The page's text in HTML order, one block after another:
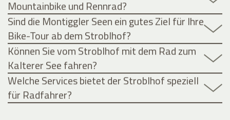
Mountainbike und Rennrad?
Sind die Montiggler Seen ein gutes Ziel für Ihre
Bike-Tour ab dem Stroblhof?
Können Sie vom Stroblhof mit dem Rad zum
Kalterer See fahren?
Welche Services bietet der Stroblhof speziell
für Radfahrer?